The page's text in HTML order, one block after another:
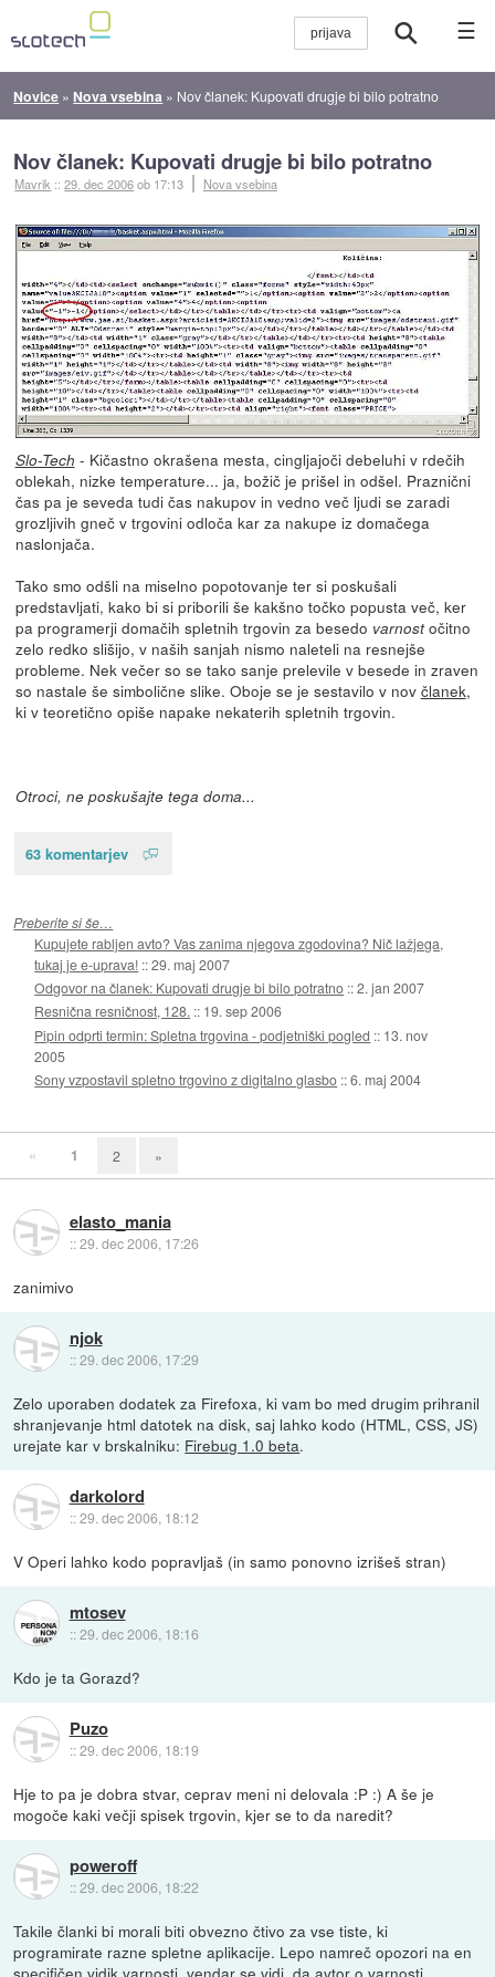
☰
Novice » Nova vsebina » Nov članek: Kupovati drugje bi bilo potratno
Nov članek: Kupovati drugje bi bilo potratno
Mavrik ::29. dec 2006ob 17:13 Nova vsebina
Slo-Tech - Kičastno okrašena mesta, cingljajoči debeluhi v rdečih
oblekah, nizke temperature... ja, božič je prišel in odšel. Praznični
čas pa je seveda tudi čas nakupov in vedno več ljudi se zaradi
grozljivih gneč v trgovini odloča kar za nakupe iz domačega
naslonjača.
Tako smo odšli na miselno popotovanje ter si poskušali
predstavljati, kako bi si priborili še kakšno točko popusta več, ker
pa programerji domačih spletnih trgovin za besedo varnostočitno
zelo redko slišijo, v naših sanjah nismo naleteli na resnejše
probleme. Nek večer so se tako sanje prelevile v besede in zraven
so nastale še simbolične slike. Oboje se je sestavilo v nov članek,
ki v teoretično opiše napake nekaterih spletnih trgovin.
Otroci, ne poskušajte tega doma...
63 komentarjev
Preberite si še…
Kupujete rabljen avto? Vas zanima njegova zgodovina? Nič lažjega,
tukaj je e-uprava! ::29. maj 2007
Odgovor na članek: Kupovati drugje bi bilo potratno ::2. jan 2007
Resnična resničnost, 128. :: 19. sep 2006
Pipin odprti termin: Spletna trgovina - podjetniški pogled :: 13. nov
2005
Sony vzpostavil spletno trgovino z digitalno glasbo ::6. maj 2004
« 1 2 »
elasto_mania
::29. dec 2006, 17:26
zanimivo
njok
::29. dec 2006, 17:29
Zelo uporaben dodatek za Firefoxa, ki vam bo med drugim prihranil
shranjevanje html datotek na disk, saj lahko kodo (HTML, CSS, JS)
urejate kar v brskalniku: Firebug 1.0 beta.
darkolord
::29. dec 2006, 18:12
V Operi lahko kodo popravljaš (in samo ponovno izrišeš stran)
mtosev
::29. dec 2006, 18:16
Kdo je ta Gorazd?
Puzo
::29. dec 2006, 18:19
Hje to pa je dobra stvar, ceprav meni ni delovala :P :) A še je
mogoče kaki večji spisek trgovin, kjer se to da naredit?
poweroff
::29. dec 2006, 18:22
Takile članki bi morali biti obvezno čtivo za vse tiste, ki
programirate razne spletne aplikacije. Lepo namreč opozori na en